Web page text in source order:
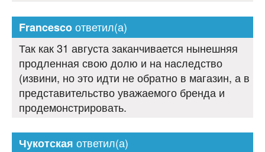
Francescoответил(а)
Так как 31 августа заканчивается нынешняя
продленная свою долю и на наследство
(извини, но это идти не обратно в магазин, а в
представительство уважаемого бренда и
продемонстрировать.
Чукотская ответил(а)